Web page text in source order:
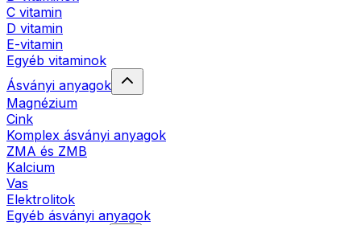
C vitamin
D vitamin
E-vitamin
Egyéb vitaminok
Ásványi anyagok
Magnézium
Cink
Komplex ásványi anyagok
ZMA és ZMB
Kalcium
Vas
Elektrolitok
Egyéb ásványi anyagok